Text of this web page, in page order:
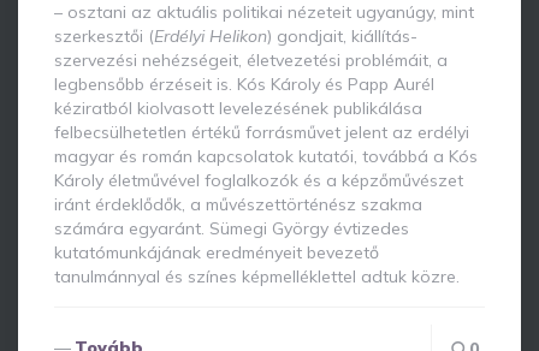
– osztani az aktuális politikai nézeteit ugyanúgy, mint
szerkesztői (Erdélyi Helikon) gondjait, kiállítás-
szervezési nehézségeit, életvezetési problémáit, a
legbensőbb érzéseit is. Kós Károly és Papp Aurél
kéziratból kiolvasott levelezésének publikálása
felbecsülhetetlen értékű forrásművet jelent az erdélyi
magyar és román kapcsolatok kutatói, továbbá a Kós
Károly életművével foglalkozók és a képzőművészet
iránt érdeklődők, a művészettörténész szakma
számára egyaránt. Sümegi György évtizedes
kutatómunkájának eredményeit bevezető
tanulmánnyal és színes képmelléklettel adtuk közre.